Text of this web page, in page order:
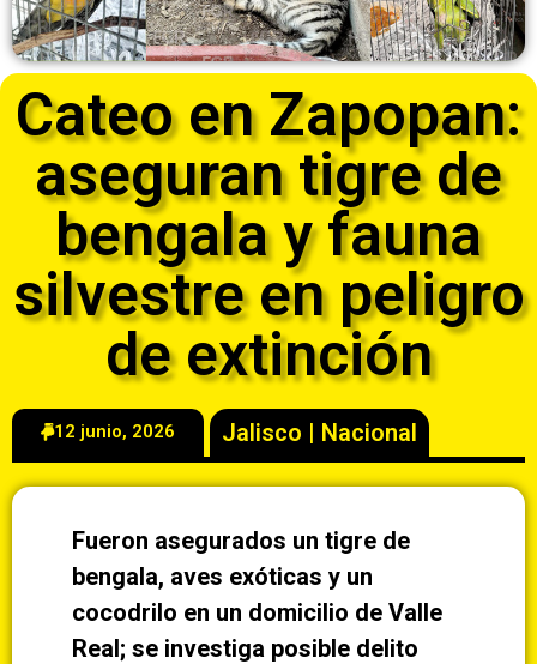
Cateo en Zapopan:
aseguran tigre de
bengala y fauna
silvestre en peligro
de extinción
12 junio, 2026 Jalisco | Nacional
Fueron asegurados un tigre de
bengala, aves exóticas y un
cocodrilo en un domicilio de Valle
Real; se investiga posible delito